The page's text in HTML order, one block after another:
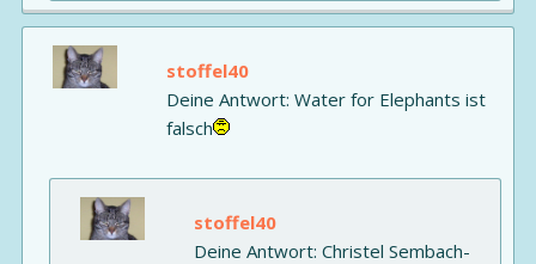
stoffel40
Deine Antwort: Water for Elephants ist
falsch
stoffel40
Deine Antwort: Christel Sembach-